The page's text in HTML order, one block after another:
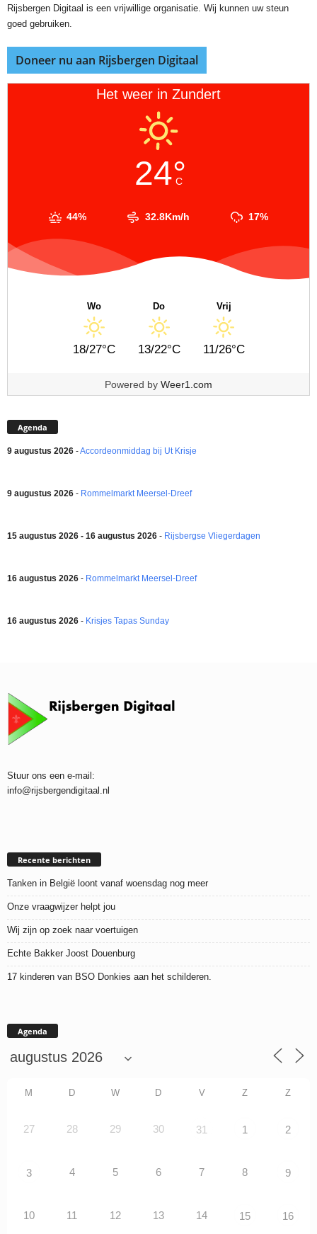
Rijsbergen Digitaal is een vrijwillige organisatie. Wij kunnen uw steun
goed gebruiken.
Doneer nu aan Rijsbergen Digitaal
Het weer in Zundert
24°
C
44% 32.8Km/h 17%
Wo
18/27°C
Do
13/22°C
Vrij
11/26°C
Powered by Weer1.com
Agenda
9 augustus 2026 -Accordeonmiddag bij Ut Krisje
9 augustus 2026 - Rommelmarkt Meersel-Dreef
15 augustus 2026 - 16 augustus 2026 - Rijsbergse Vliegerdagen
16 augustus 2026 - Rommelmarkt Meersel-Dreef
16 augustus 2026 - Krisjes Tapas Sunday
Stuur ons een e-mail:
info@rijsbergendigitaal.nl
Recente berichten
Tanken in België loont vanaf woensdag nog meer
Onze vraagwijzer helpt jou
Wij zijn op zoek naar voertuigen
Echte Bakker Joost Douenburg
17 kinderen van BSO Donkies aan het schilderen.
Agenda
M D W D V Z Z
27 28 29 30 31 1 2
3 4 5 6 7 8 9
10 11 12 13 14 15 16